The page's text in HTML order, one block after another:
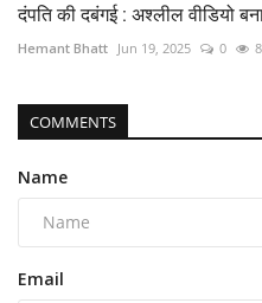
दंपति की दबंगई : अश्लील वीडियो
Hemant Bhatt Jun 19, 2025 0
COMMENTS
Name
Email